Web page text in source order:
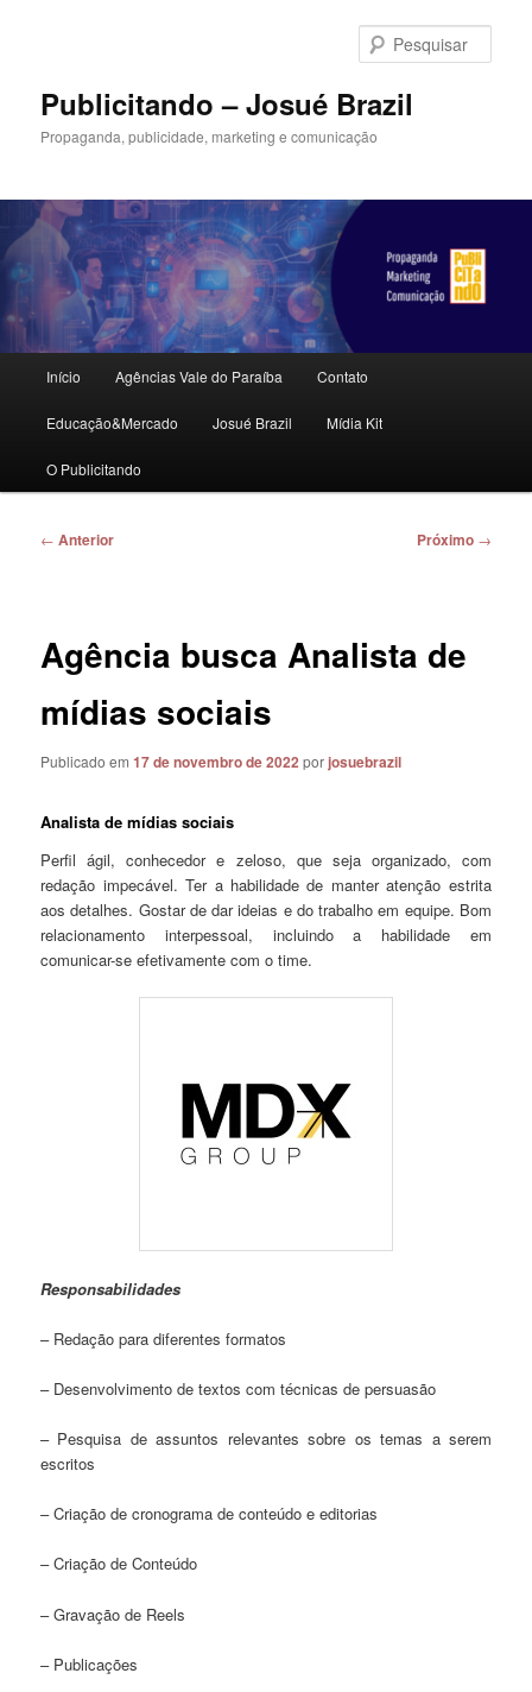
principalPublicitando – Josué Brazil
Propaganda, publicidade, marketing e comunicação
principal
Início Agências Vale do Paraíba Contato
Educação&Mercado Josué Brazil Mídia Kit
O Publicitando
Navegação
← Anterior Próximo →
Agência busca Analista de
mídias sociais
Publicado em17 de novembro de 2022 porjosuebrazil
Analista de mídias sociais
Perfil ágil, conhecedor e zeloso, que seja organizado, com
redação impecável. Ter a habilidade de manter atenção estrita
aos detalhes. Gostar de dar ideias e do trabalho em equipe. Bom
relacionamento interpessoal, incluindo a habilidade em
comunicar-se efetivamente com o time.
Responsabilidades
– Redação para diferentes formatos
– Desenvolvimento de textos com técnicas de persuasão
– Pesquisa de assuntos relevantes sobre os temas a serem
escritos
– Criação de cronograma de conteúdo e editorias
– Criação de Conteúdo
– Gravação de Reels
– Publicações